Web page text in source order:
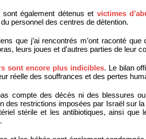
sont également détenus et victimes
personnel des centres de détention.
que j’ai rencontrés m’ont raconté
leurs joues et d’autres parties de leur
sont encore plus indicibles. Le bilan
réelle des souffrances et des pertes
compte des décès ni des blessures
des restrictions imposées par Israël sur
stérile et les antibiotiques, ainsi que